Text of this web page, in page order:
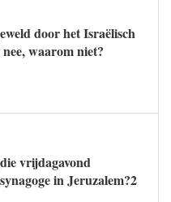
door het Israëlisch
waarom niet?
vrijdagavond
in Jeruzalem?2